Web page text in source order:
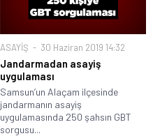
ASAYİŞ 30 Haziran 2019 14:32
Jandarmadan asayiş
uygulaması
Samsun’un Alaçam ilçesinde
jandarmanın asayiş
uygulamasında 250 şahsın GBT
sorgusu...